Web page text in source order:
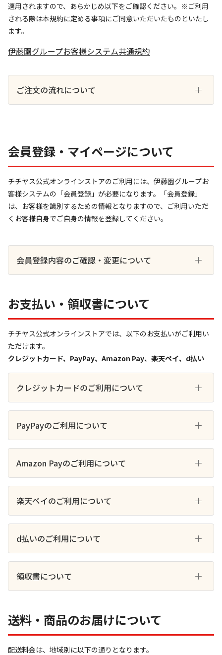
適用されますので、あらかじめ以下をご確認ください。※ご利用
される際は本規約に定める事項にご同意いただいたものといたし
ます。
伊藤園グループお客様システム共通規約
ご注文の流れについて
会員登録・マイページについて
チチヤス公式オンラインストアのご利用には、伊藤園グループお
客様システムの「会員登録」が必要になります。「会員登録」
は、お客様を識別するための情報となりますので、ご利用いただ
くお客様自身でご自身の情報を登録してください。
会員登録内容のご確認・変更について
お支払い・領収書について
チチヤス公式オンラインストアでは、以下のお支払いがご利用い
ただけます。
クレジットカード、PayPay、Amazon Pay、楽天ペイ、d払い
クレジットカードのご利用について
PayPayのご利用について
Amazon Payのご利用について
楽天ペイのご利用について
d払いのご利用について
領収書について
送料・商品のお届けについて
配送料金は、地域別に以下の通りとなります。